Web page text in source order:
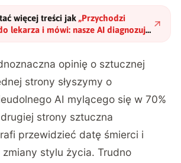
więcej treści jak „Przychodzi
lekarza i mówi: nasze AI diagnozuje
"?
opinię o sztucznej
strony słyszymy o
AI mylącego się w 70%
strony sztuczna
przewidzieć datę śmierci i
stylu życia. Trudno